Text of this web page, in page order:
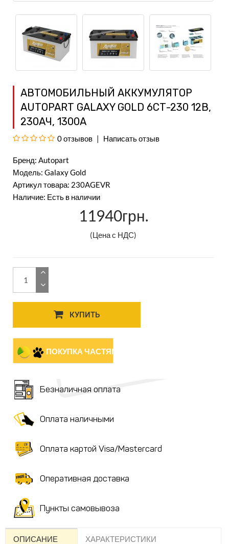
АВТОМОБИЛЬНЫЙ АККУМУЛЯТОР
AUTOPART GALAXY GOLD 6СТ-230 12В,
230АЧ, 1300А
0 отзывов Написать отзыв
Бренд: Autopart
Модель: Galaxy Gold
Артикул товара: 230AGEVR
Наличие: Есть в наличии
11940грн.
(Цена с НДС)
КУПИТЬ
ПОКУПКА ЧАСТЯМИ
Безналичная оплата
Оплата наличными
Оплата картой Visa/Mastercard
Оперативная доставка
Пункты самовывоза
ОПИСАНИЕ ХАРАКТЕРИСТИКИ